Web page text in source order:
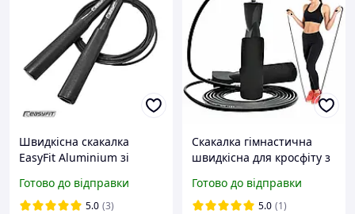
Швидкісна скакалка
EasyFit Aluminium зі
алюмінієвими ручками
Готово до відправки
5.0 (3)
Скакалка гімнастична
швидкісна для кросфіту з
трос довжина 2.8 м,
чорна
Готово до відправки
5.0 (1)